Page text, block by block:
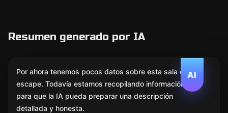
Resumen generado por IA
AI
Por ahora tenemos pocos datos sobre esta sala de
escape. Todavía estamos recopilando información
para que la IA pueda preparar una descripción
detallada y honesta.